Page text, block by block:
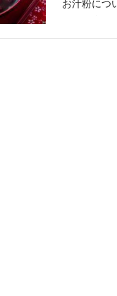
お汁粉につ
意義につい